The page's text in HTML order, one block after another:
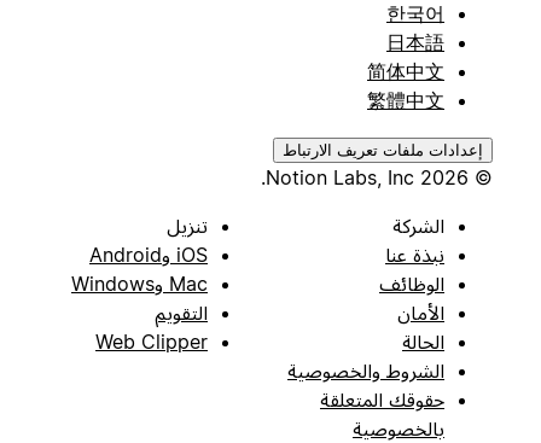
한국어
日本語
简体中文
繁體中文
إعدادات ملفات تعريف الارتباط
الشركة
نبذة عنا
الوظائف
الأمان
الحالة
الشروط والخصوصية
حقوقك المتعلقة
بالخصوصية
تنزيل
iOS وAndroid
Mac وWindows
التقويم
Web Clipper